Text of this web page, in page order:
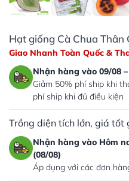
Hạt giống Cà Chua Thân
Giao Nhanh Toàn Quốc &
Nhận hàng vào 09/08
Giảm 50% phí ship khi
phí ship khi đủ điều kiện
Trồng diện tích lớn, giá tốt
Nhận hàng vào Hôm
(08/08)
Áp dụng với các đơn